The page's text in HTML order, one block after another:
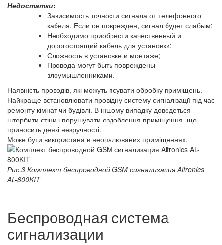
Недостатки:
Зависимость точности сигнала от телефонного
кабеля. Если он поврежден, сигнал будет слабым;
Необходимо приобрести качественный и
дорогостоящий кабель для установки;
Сложность в установке и монтаже;
Провода могут быть повреждены
злоумышленниками.
Наявність проводів, які можуть псувати обробку приміщень.
Найкраще встановлювати провідну систему сигналізації під час
ремонту кімнат чи будівлі. В іншому випадку доведеться
шторбити стіни і порушувати оздоблення приміщення, що
приносить деякі незручності.
Може бути використана в неопалюваних приміщеннях.
Рис.3 Комплект беспроводной GSM сигнализация Altronics
AL-800KIT
Беспроводная система
сигнализации